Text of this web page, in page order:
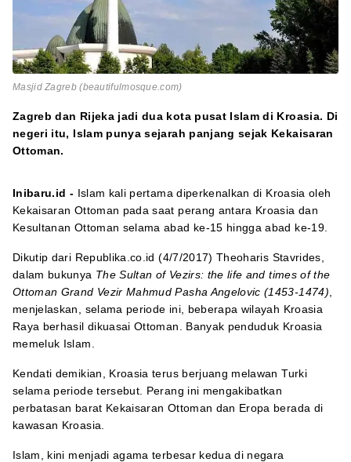
Masjid Zagreb (beautifulmosque.com)
Zagreb dan Rijeka jadi dua kota pusat Islam di Kroasia. Di
negeri itu, Islam punya sejarah panjang sejak Kekaisaran
Ottoman.
Inibaru.id - Islam kali pertama diperkenalkan di Kroasia oleh
Kekaisaran Ottoman pada saat perang antara Kroasia dan
Kesultanan Ottoman selama abad ke-15 hingga abad ke-19.
Dikutip dari Republika.co.id (4/7/2017) Theoharis Stavrides,
dalam bukunya The Sultan of Vezirs: the life and times of the
Ottoman Grand Vezir Mahmud Pasha Angelovic (1453-1474)
menjelaskan, selama periode ini, beberapa wilayah Kroasia
Raya berhasil dikuasai Ottoman. Banyak penduduk Kroasia
memeluk Islam.
Kendati demikian, Kroasia terus berjuang melawan Turki
selama periode tersebut. Perang ini mengakibatkan
perbatasan barat Kekaisaran Ottoman dan Eropa berada di
kawasan Kroasia.
Islam, kini menjadi agama terbesar kedua di negara